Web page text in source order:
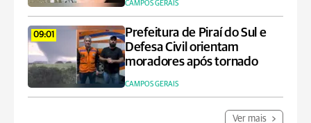
CAMPOS GERAIS
09:01
Prefeitura de Piraí do Sul e
Defesa Civil orientam
moradores após tornado
CAMPOS GERAIS
Ver mais